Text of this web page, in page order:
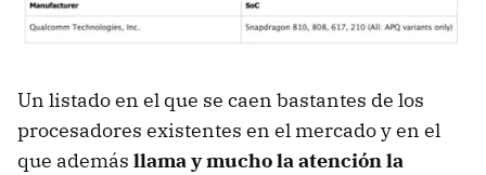
Un listado en el que se caen bastantes de los
procesadores existentes en el mercado y en el
que además llama y mucho la atención la